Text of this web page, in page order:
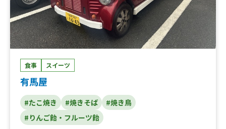
食事 スイーツ
有馬屋
#たこ焼き #焼きそば
#焼き鳥
#りんご飴・フルーツ飴